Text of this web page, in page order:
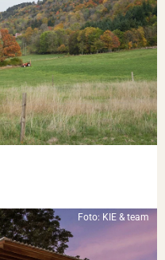
Foto: KIE & team